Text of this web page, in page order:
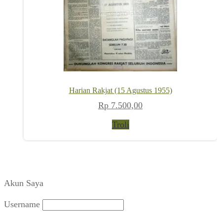
Harian Rakjat (15 Agustus 1955)
Rp 7.500,00
Troli
Akun Saya
Username